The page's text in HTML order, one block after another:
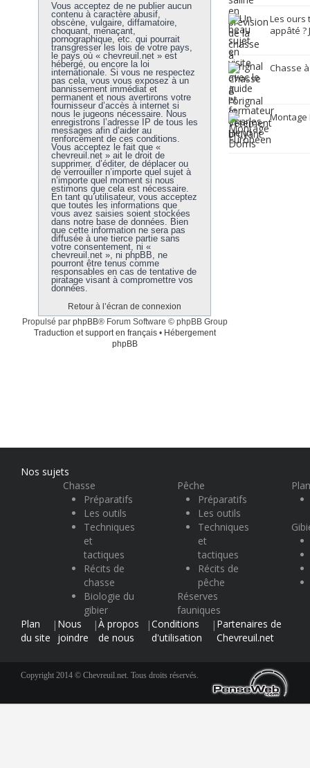
Vous acceptez de ne publier aucun
contenu à caractère abusif,
obscène, vulgaire, diffamatoire,
choquant, menaçant,
pornographique, etc. qui pourrait
transgresser les lois de votre pays,
le pays où « chevreuil.net » est
hébergé, ou encore la loi
internationale. Si vous ne respectez
pas cela, vous vous exposez à un
bannissement immédiat et
permanent et nous avertirons votre
fournisseur d’accès à internet si
nous le jugeons nécessaire. Nous
enregistrons l’adresse IP de tous les
messages afin d’aider au
renforcement de ces conditions.
Vous acceptez le fait que «
chevreuil.net » ait le droit de
supprimer, d’éditer, de déplacer ou
de verrouiller n’importe quel sujet à
n’importe quel moment si nous
estimons que cela est nécessaire.
En tant qu’utilisateur, vous acceptez
que toutes les informations que
vous avez saisies soient stockées
dans notre base de données. Bien
que cette information ne sera pas
diffusée à une tierce partie sans
votre consentement, ni «
chevreuil.net », ni phpBB, ne
pourront être tenus comme
responsables en cas de tentative de
piratage visant à compromettre vos
données.
Retour à l’écran de connexion
Propulsé par phpBB® Forum Software © phpBB Group
Traduction et support en français• Hébergement
phpBB
Les ours
appâté ?
Chasse
Montage
Nos sujets
Chasse
Préparatifs
Les outils
Techniques
et
tactiques
Récits de
chasse
Biologie du
gibier
Pêche
Préparatifs
Les outils
Techniques
et
tactiques
Récits de
pêche
Réserves
fauniques
Plan
du site
| Nous
joindre
|À propos
de nous
|Conditions
d'utilisation
| Partenaires de
Chevreuil.net
Copyright 2014 © Chevreuil.net. Tous droits réservés.